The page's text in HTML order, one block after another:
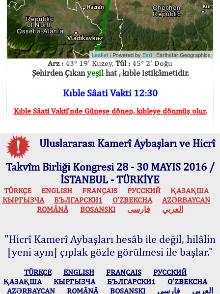
Leaflet | Powered by Esri | Earthstar Geographics
Arz : 43° 19' Kuzey, Tûl : 45° 2' Doğu
Şehirden Çıkanyeşilhat , kıble istikâmetidir.
Kıble Sâati Vakti 12:30
Kıble Sâati Vakti'nde Güneşe dönen, kıbleye dönmüş olur.
Uluslararası Kamerî Aybaşları ve Hicrî
Takvîm Birliği Kongresi 28 - 30 MAYIS 2016 /
İSTANBUL - TÜRKİYE
TÜRKÇE ENGLISH FRANÇAIS РУССКИЙ
ҚАЗАҚША
КЫPГЫЗЧA
БЪЛГАРСКИ1 O’ZBEKCHA
AZӘRBAYCAN
ROMÂNĂ
BOSANSKI العربي فارسی
"Hicrî Kamerî Aybaşları hesâb ile değil, hilâlin
[yeni ayın] çıplak gözle görülmesi ile başlar."
TÜRKÇE ENGLISH FRANÇAIS
РУССКИЙ
ҚАЗАҚША
КЫPГЫЗЧA БЪЛГАРСКИ1
O’ZBEKCHA
AZӘRBAYCAN
ROMÂNĂ BOSANSKI العربي فارسی